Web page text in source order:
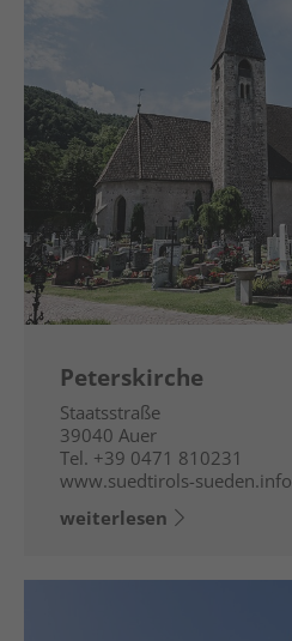
Peterskirche
Staatsstraße
39040 Auer
Tel. +39 0471 810231
www.suedtirols-sueden.info
weiterlesen